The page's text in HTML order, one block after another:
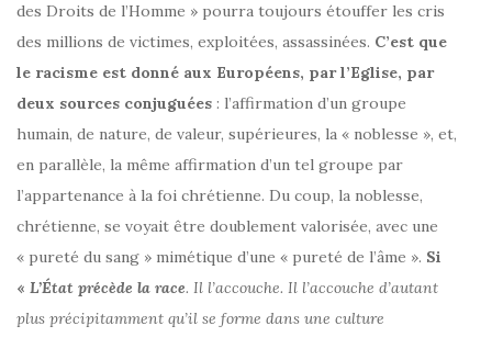
des Droits de l’Homme » pourra toujours étouffer les cris
des millions de victimes, exploitées, assassinées. C’est que
le racisme est donné aux Européens, par l’Eglise, par
deux sources conjuguées : l’affirmation d’un groupe
humain, de nature, de valeur, supérieures, la « noblesse », et,
en parallèle, la même affirmation d’un tel groupe par
l’appartenance à la foi chrétienne. Du coup, la noblesse,
chrétienne, se voyait être doublement valorisée, avec une
« pureté du sang » mimétique d’une « pureté de l’âme ». Si
« L’État précède la race. Il l’accouche. Il l’accouche d’autant
plus précipitamment qu’il se forme dans une culture